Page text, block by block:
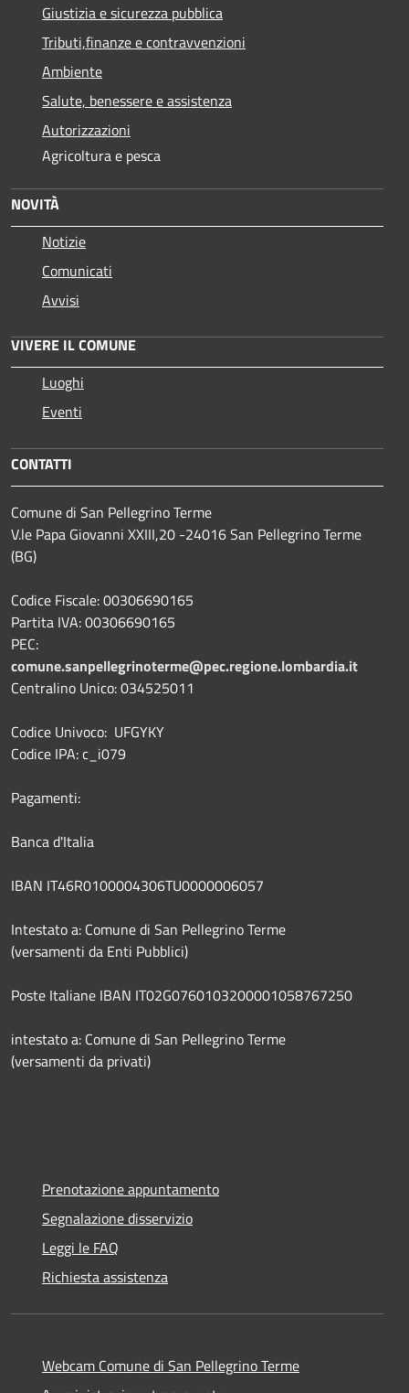
Giustizia e sicurezza pubblica
Tributi,finanze e contravvenzioni
Ambiente
Salute, benessere e assistenza
Autorizzazioni
Agricoltura e pesca
NOVITÀ
Notizie
Comunicati
Avvisi
VIVERE IL COMUNE
Luoghi
Eventi
CONTATTI
Comune di San Pellegrino Terme
V.le Papa Giovanni XXIII,20 -24016 San Pellegrino Terme
(BG)
Codice Fiscale: 00306690165
Partita IVA: 00306690165
PEC:
comune.sanpellegrinoterme@pec.regione.lombardia.it
Centralino Unico: 034525011
Codice Univoco: UFGYKY
Codice IPA: c_i079
Pagamenti:
Banca d'Italia
IBAN IT46R0100004306TU0000006057
Intestato a: Comune di San Pellegrino Terme
(versamenti da Enti Pubblici)
Poste Italiane IBAN IT02G0760103200001058767250
intestato a: Comune di San Pellegrino Terme
(versamenti da privati)
Prenotazione appuntamento
Segnalazione disservizio
Leggi le FAQ
Richiesta assistenza
Webcam Comune di San Pellegrino Terme